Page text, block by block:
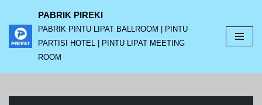
Lompat
ke
PABRIK PIREKI
PABRIK PINTU LIPAT BALLROOM | PINTU
PARTISI HOTEL | PINTU LIPAT MEETING
ROOM